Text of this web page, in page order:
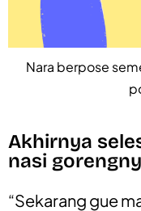
Nara berpose
Akhirnya
nasi
“Sekarang gue